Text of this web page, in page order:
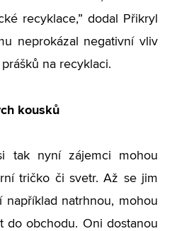
recyklace,” dodal Přikryl
neprokázal negativní vliv
na recyklaci.
kousků
tak nyní zájemci mohou
tričko či svetr. Až se jim
natrhnou, mohou
do obchodu. Oni dostanou